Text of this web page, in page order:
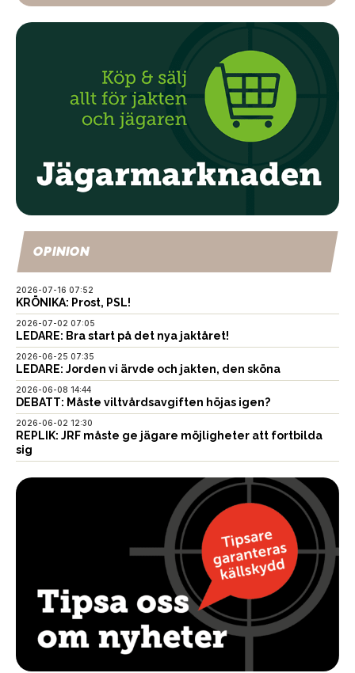
OPINION
2026-07-16 07:52
KRÖNIKA: Prost, PSL!
2026-07-02 07:05
LEDARE: Bra start på det nya jaktåret!
2026-06-25 07:35
LEDARE: Jorden vi ärvde och jakten, den sköna
2026-06-08 14:44
DEBATT: Måste viltvårdsavgiften höjas igen?
2026-06-02 12:30
REPLIK: JRF måste ge jägare möjligheter att fortbilda
sig